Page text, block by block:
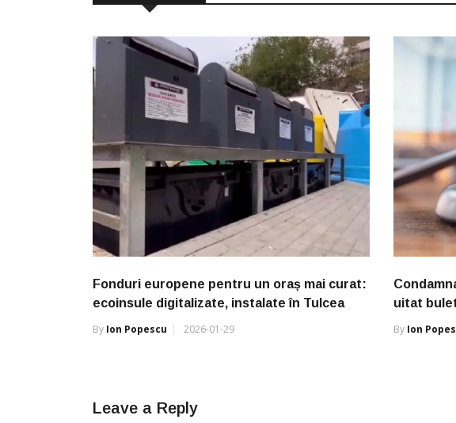
Fonduri europene pentru un oraș mai curat:
ecoinsule digitalizate, instalate în Tulcea
By Ion Popescu 2026-01-29
uitat
By Ion
Leave a Reply